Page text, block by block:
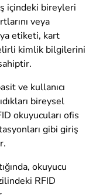
içindeki bireyleri
veya
etiketi, kart
kimlik bilgilerini
ve kullanıcı
bireysel
okuyucuları ofis
gibi giriş
okuyucu
RFID